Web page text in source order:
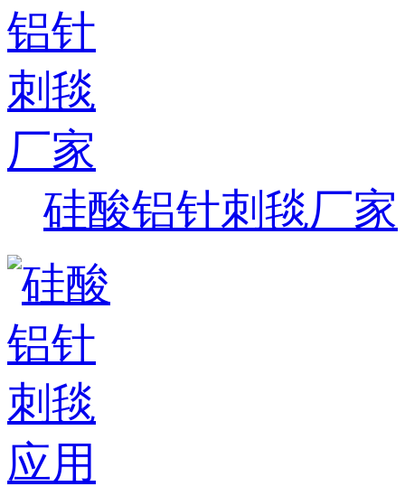
硅酸铝针刺毯厂家